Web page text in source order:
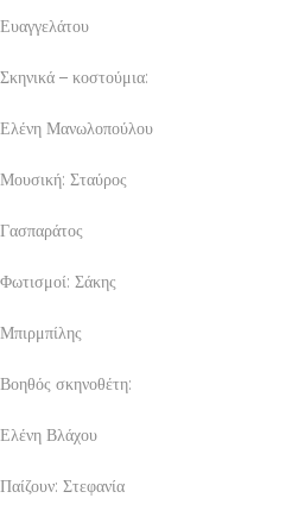
Ευαγγελάτου
Σκηνικά – κοστούμια:
Ελένη Μανωλοπούλου
Μουσική: Σταύρος
Γασπαράτος
Φωτισμοί: Σάκης
Μπιρμπίλης
Βοηθός σκηνοθέτη:
Ελένη Βλάχου
Παίζουν: Στεφανία